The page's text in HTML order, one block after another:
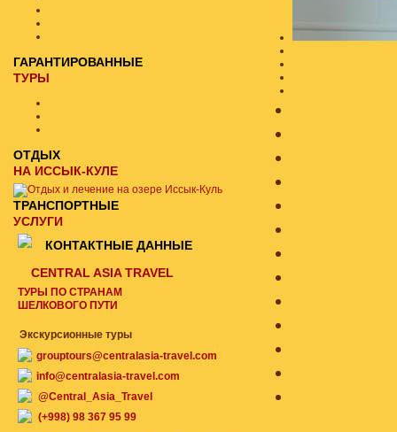
ГАРАНТИРОВАННЫЕ
ТУРЫ
ОТДЫХ
НА ИССЫК-КУЛЕ
ТРАНСПОРТНЫЕ
УСЛУГИ
КОНТАКТНЫЕ ДАННЫЕ
CENTRAL ASIA TRAVEL
ТУРЫ ПО СТРАНАМ
ШЕЛКОВОГО ПУТИ
Экскурсионные туры
grouptours@centralasia-travel.com
info@centralasia-travel.com
@Central_Asia_Travel
(+998) 98 367 95 99